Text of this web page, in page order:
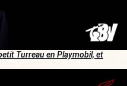
Turreau en Playmobil, et